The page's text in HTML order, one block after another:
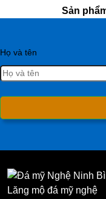
Sản
Họ và tên